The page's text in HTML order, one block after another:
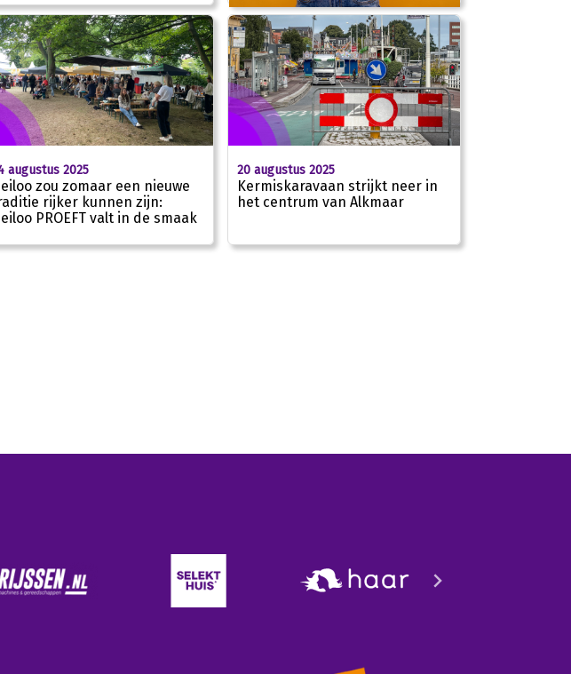
augustus 2025
zou zomaar een nieuwe
rijker kunnen zijn:
PROEFT valt in de smaak
20 augustus 2025
Kermiskaravaan strijkt neer in
het centrum van Alkmaar